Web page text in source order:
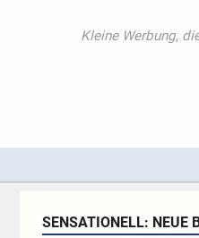
SENSATIONELL: NEUE